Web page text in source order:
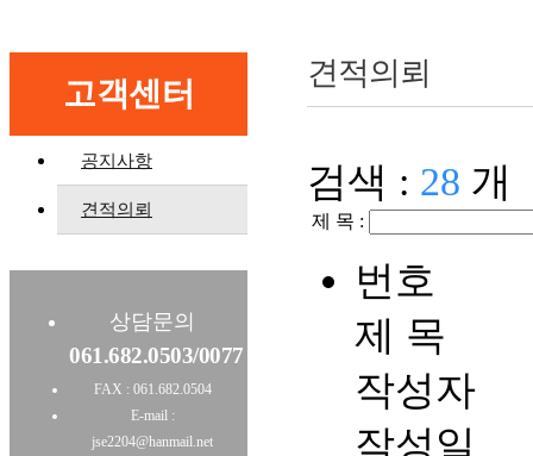
고객센터
공지사항
견적의뢰
상담문의
061.682.0503/0077
FAX : 061.682.0504
E-mail :
jse2204@hanmail.net
견적의뢰
검색 : 28 개
제 목 :
번호
제 목
작성자
작성일